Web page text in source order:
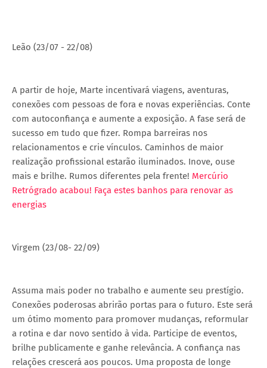
Leão (23/07 - 22/08)
A partir de hoje, Marte incentivará viagens, aventuras,
conexões com pessoas de fora e novas experiências. Conte
com autoconfiança e aumente a exposição. A fase será de
sucesso em tudo que fizer. Rompa barreiras nos
relacionamentos e crie vínculos. Caminhos de maior
realização profissional estarão iluminados. Inove, ouse
mais e brilhe. Rumos diferentes pela frente! Mercúrio
Retrógrado acabou! Faça estes banhos para renovar as
energias
Virgem (23/08- 22/09)
Assuma mais poder no trabalho e aumente seu prestígio.
Conexões poderosas abrirão portas para o futuro. Este será
um ótimo momento para promover mudanças, reformular
a rotina e dar novo sentido à vida. Participe de eventos,
brilhe publicamente e ganhe relevância. A confiança nas
relações crescerá aos poucos. Uma proposta de longe